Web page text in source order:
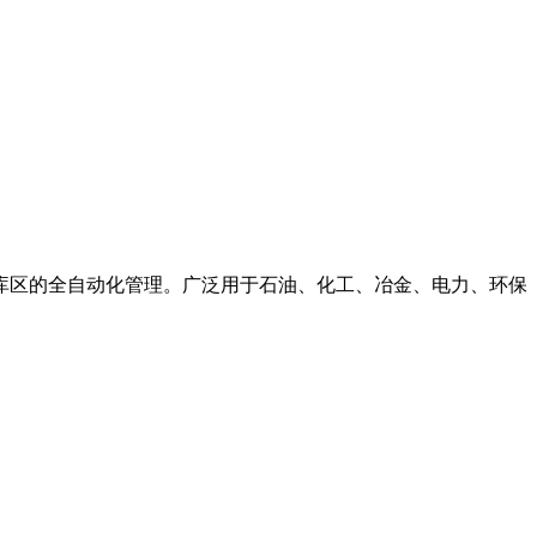
的全自动化管理。广泛用于石油、化工、冶金、电力、环保